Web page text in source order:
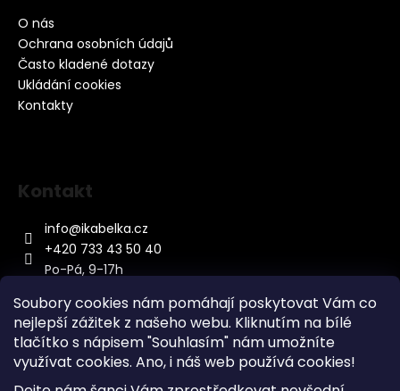
Soubory cookies nám pomáhají poskytovat Vám co
nejlepší zážitek z našeho webu. Kliknutím na bílé
tlačítko s nápisem "Souhlasím" nám umožníte
využívat cookies. Ano, i náš web používá cookies!
O nás
Ochrana osobních údajů
Často kladené dotazy
Ukládání cookies
Kontakty
Kontakt
info@ikabelka.cz
+420 733 43 50 40
Po-Pá, 9-17h
Kontakt